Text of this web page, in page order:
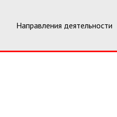
Направления деятельности